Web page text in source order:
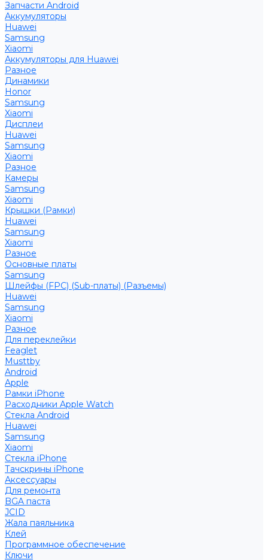
Запчасти Android
Аккумуляторы
Huawei
Samsung
Xiaomi
Аккумуляторы для Huawei
Разное
Динамики
Honor
Samsung
Xiaomi
Дисплеи
Huawei
Samsung
Xiaomi
Разное
Камеры
Samsung
Xiaomi
Крышки (Рамки)
Huawei
Samsung
Xiaomi
Разное
Основные платы
Samsung
Шлейфы (FPC) (Sub-платы) (Разъемы)
Huawei
Samsung
Xiaomi
Разное
Для переклейки
Feaglet
Musttby
Android
Apple
Рамки iPhone
Расходники Apple Watch
Стекла Android
Huawei
Samsung
Xiaomi
Стекла iPhone
Тачскрины iPhone
Аксессуары
Для ремонта
BGA паста
JCID
Жала паяльника
Клей
Программное обеспечение
Ключи